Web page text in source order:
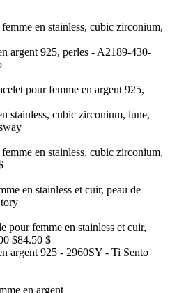
en stainless, cubic zirconium,
pour femme en argent 925,
en stainless, cubic zirconium,
pour femme en stainless et cuir,
$84.50 $
en argent